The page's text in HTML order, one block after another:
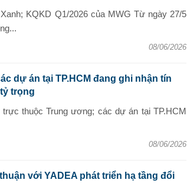
KQKD Q1/2026 của MWG Từ ngày 27/5
08/06/2026
dự án tại TP.HCM đang ghi nhận tín
trọng
thuộc Trung ương; các dự án tại TP.HCM
08/06/2026
với YADEA phát triển hạ tầng đổi